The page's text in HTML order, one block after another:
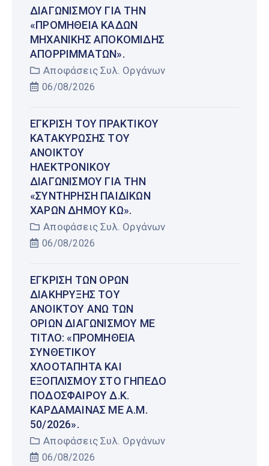
ΔΙΑΓΩΝΙΣΜΟΎ ΓΙΑ ΤΗΝ
«ΠΡΟΜΉΘΕΙΑ ΚΆΔΩΝ
ΜΗΧΑΝΙΚΉΣ ΑΠΟΚΟΜΙΔΉΣ
ΑΠΟΡΡΙΜΜΆΤΩΝ».
Αποφάσεις Συλ. Οργάνων
06/08/2026
ΈΓΚΡΙΣΗ ΤΟΥ ΠΡΑΚΤΙΚΟΎ
ΚΑΤΑΚΎΡΩΣΗΣ ΤΟΥ
ΑΝΟΙΚΤΟΎ
ΗΛΕΚΤΡΟΝΙΚΟΎ
ΔΙΑΓΩΝΙΣΜΟΎ ΓΙΑ ΤΗΝ
«ΣΥΝΤΉΡΗΣΗ ΠΑΙΔΙΚΏΝ
ΧΑΡΏΝ ΔΉΜΟΥ ΚΩ».
Αποφάσεις Συλ. Οργάνων
06/08/2026
ΈΓΚΡΙΣΗ ΤΩΝ ΌΡΩΝ
ΔΙΑΚΉΡΥΞΗΣ ΤΟΥ
ΑΝΟΙΚΤΟΎ ΆΝΩ ΤΩΝ
ΟΡΊΩΝ ΔΙΑΓΩΝΙΣΜΟΎ ΜΕ
ΤΊΤΛΟ: «ΠΡΟΜΉΘΕΙΑ
ΣΥΝΘΕΤΙΚΟΎ
ΧΛΟΟΤΆΠΗΤΑ ΚΑΙ
ΕΞΟΠΛΙΣΜΟΎ ΣΤΟ ΓΉΠΕΔΟ
ΠΟΔΟΣΦΑΊΡΟΥ Δ.Κ.
ΚΑΡΔΆΜΑΙΝΑΣ ΜΕ Α.Μ.
50/2026».
Αποφάσεις Συλ. Οργάνων
06/08/2026